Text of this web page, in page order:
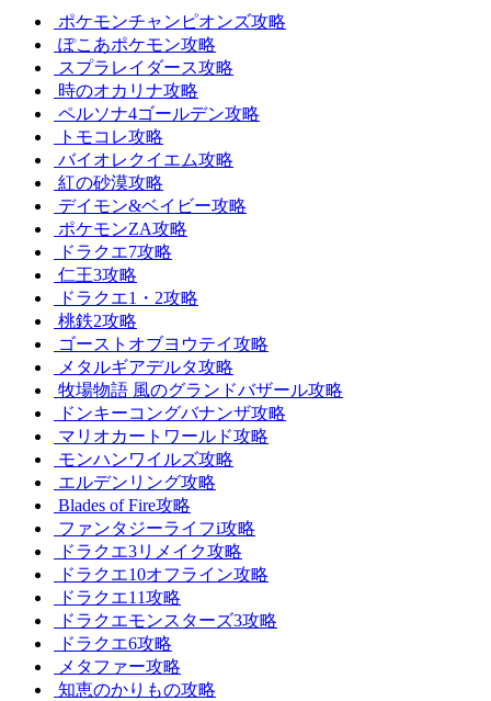
ポケモンチャンピオンズ攻略
ぽこあポケモン攻略
スプラレイダース攻略
時のオカリナ攻略
ペルソナ4ゴールデン攻略
トモコレ攻略
バイオレクイエム攻略
紅の砂漠攻略
デイモン&ベイビー攻略
ポケモンZA攻略
ドラクエ7攻略
仁王3攻略
ドラクエ1・2攻略
桃鉄2攻略
ゴーストオブヨウテイ攻略
メタルギアデルタ攻略
牧場物語 風のグランドバザール攻略
ドンキーコングバナンザ攻略
マリオカートワールド攻略
モンハンワイルズ攻略
エルデンリング攻略
Blades of Fire攻略
ファンタジーライフi攻略
ドラクエ3リメイク攻略
ドラクエ10オフライン攻略
ドラクエ11攻略
ドラクエモンスターズ3攻略
ドラクエ6攻略
メタファー攻略
知恵のかりもの攻略